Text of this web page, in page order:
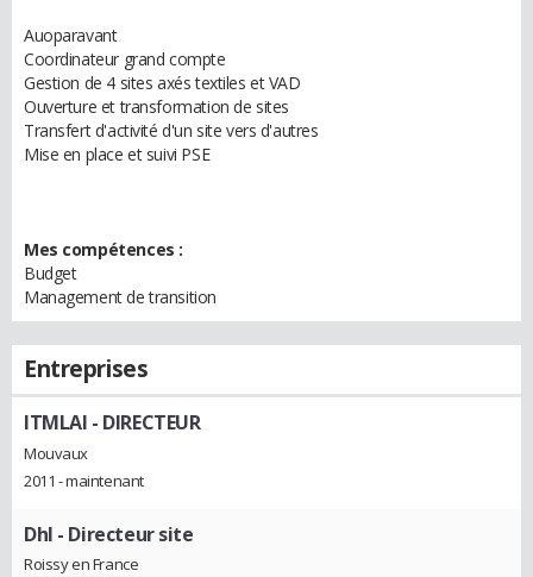
Auoparavant
Coordinateur grand compte
Gestion de 4 sites axés textiles et VAD
Ouverture et transformation de sites
Transfert d'activité d'un site vers d'autres
Mise en place et suivi PSE
Mes compétences :
Budget
Management de transition
Entreprises
ITMLAI - DIRECTEUR
Mouvaux
2011 - maintenant
Dhl - Directeur site
Roissy en France